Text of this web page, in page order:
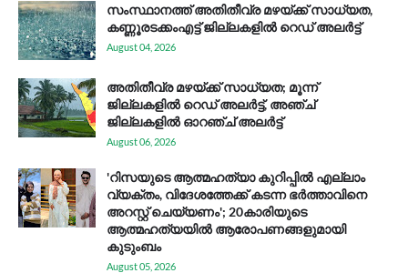
സം​സ്ഥാ​ന​ത്ത് അ​തി​തീ​വ്ര മ​ഴ​യ്ക്ക് സാ​ധ്യ​ത,
കണ്ണൂരടക്കംഎ​ട്ട് ജി​ല്ല​ക​ളി​ൽ റെ​ഡ് അ​ലർ​ട്ട്
August 04, 2026
അതിതീവ്ര മഴയ്ക്ക് സാധ്യത; മൂന്ന്
ജില്ലകളിൽ റെഡ് അലർട്ട്, അഞ്ച്
ജില്ലകളിൽ ഓറഞ്ച് അലർട്ട്
August 06, 2026
'റിസയുടെ ആത്മഹത്യാ കുറിപ്പിൽ എല്ലാം
വ്യക്തം, വിദേശത്തേക്ക് കടന്ന ഭർത്താവിനെ
അറസ്റ്റ് ചെയ്യണം'; 20കാരിയുടെ
ആത്മഹത്യയിൽ ആരോപണങ്ങളുമായി
കുടുംബം
August 05, 2026